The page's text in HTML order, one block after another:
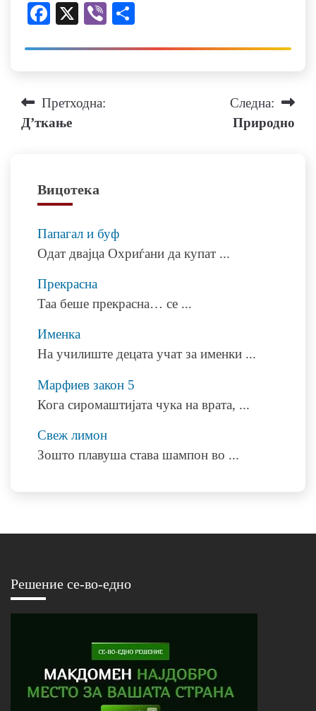
Facebook
X Viber
Навигација
на
Претходна:
Д’ткање
Следна:
Природно
Вицотека
Папагал и буф
Одат двајца Охриѓани да купат ...
Прекрасна
Taa беше прекрасна… се ...
Именка
На училиште децата учат за именки ...
Марфиев закон 5
Кога сиромаштијата чука на врата, ...
Свеж лимон
Зошто плавуша става шампон во ...
Решение се-во-едно